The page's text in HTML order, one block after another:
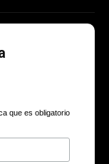
que es obligatorio